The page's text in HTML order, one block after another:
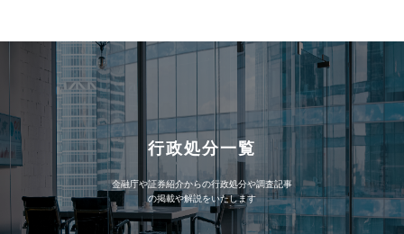
行政処分一覧
金融庁や証券紹介からの行政処分や調査記事
の掲載や解説をいたします